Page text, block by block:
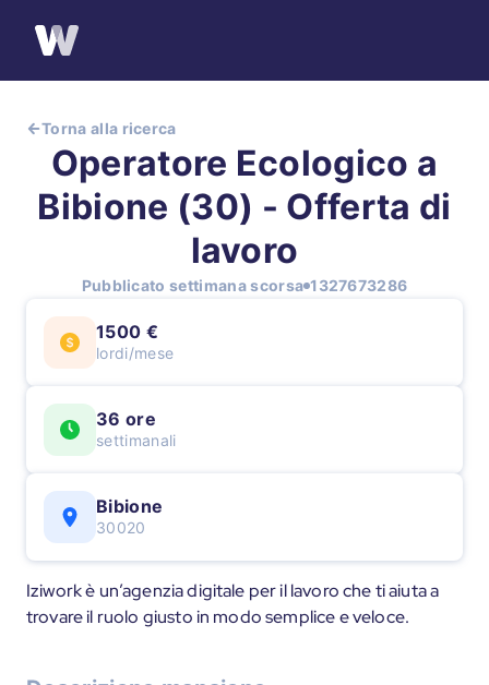
Torna alla ricerca
Operatore Ecologico a
Bibione (30) - Offerta di
lavoro
Pubblicato settimana scorsa 1327673286
1500 €
lordi/mese
36 ore
settimanali
Bibione
30020
Iziwork è un’agenzia digitale per il lavoro che ti aiuta a
trovare il ruolo giusto in modo semplice e veloce.